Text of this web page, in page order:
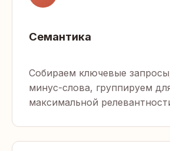
Семантика
Собираем ключевые
минус-слова, группируем
максимальной